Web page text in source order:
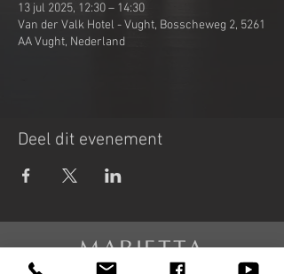
13 jul 2025, 12:30 – 14:30
Van der Valk Hotel - Vught, Bosscheweg 2, 5261
AA Vught, Nederland
Deel dit evenement
MARIETTA